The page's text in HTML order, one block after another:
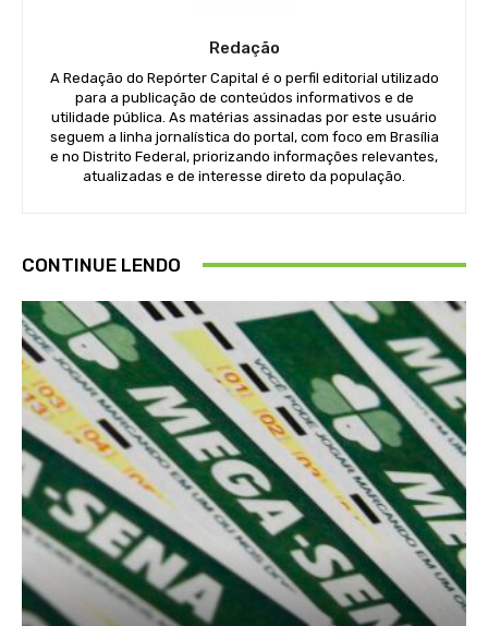
Redação
A Redação do Repórter Capital é o perfil editorial utilizado
para a publicação de conteúdos informativos e de
utilidade pública. As matérias assinadas por este usuário
seguem a linha jornalística do portal, com foco em Brasília
e no Distrito Federal, priorizando informações relevantes,
atualizadas e de interesse direto da população.
CONTINUE LENDO